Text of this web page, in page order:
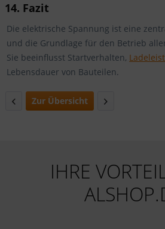
14. Fazit
Die elektrische Spannung ist eine
und die Grundlage für den Betrieb
Sie beeinflusst Startverhalten,
Lebensdauer von Bauteilen.
Zur Übersicht
IHRE